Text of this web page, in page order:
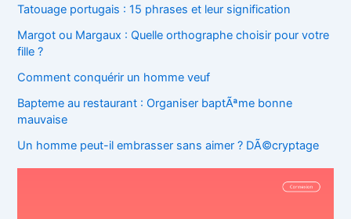
Tatouage portugais : 15 phrases et leur signification
Margot ou Margaux : Quelle orthographe choisir pour votre
fille ?
Comment conquérir un homme veuf
Bapteme au restaurant : Organiser baptÃªme bonne
mauvaise
Un homme peut-il embrasser sans aimer ? DÃ©cryptage